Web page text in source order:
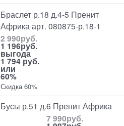
Браслет р.18 д.4-5 Пренит
Африка арт. 080875-р.18-1
2 990руб.
1 196руб.
выгода
1 794 руб.
или
60%
Скидка 60%
Бусы р.51 д.6 Пренит Африка
7 990руб.